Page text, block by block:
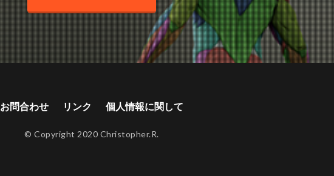
お問合わせ リンク 個人情報に関して
© Copyright 2020 Christopher.R.